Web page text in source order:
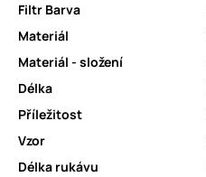
Filtr Barva
Materiál
Materiál - složení
Délka
Příležitost
Vzor
Délka rukávu